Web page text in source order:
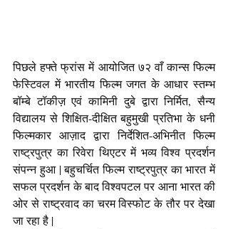
पिछले हफ्ते फ्रांस में आयोजित ७२ वाँ कान्स फिल्म
फेस्टिवल में भारतीय फिल्म जगत के आधार स्तम्भ
बॉम्बे टॉकीज़ एवं कामिनी दुबे द्वारा निर्मित, सैन्य
विद्यालय से शिक्षित-दीक्षित बहुमुखी प्रतिभा के धनी
फिल्मकार आज़ाद द्वारा निर्देशित-अभिनीत फिल्म
राष्ट्रपुत्र का रिवेरा थिएटर में भव्य विश्व प्रदर्शन
संपन्न हुआ | बहुचर्चित फिल्म राष्ट्रपुत्र का भारत में
सफल प्रदर्शन के बाद विश्वपटल पर आना भारत की
ओर से राष्ट्रवाद का चरम विस्फोट के तौर पर देखा
जा रहा है |